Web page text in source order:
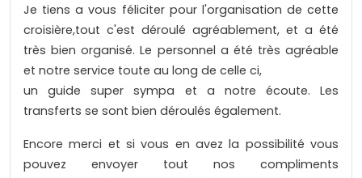
Je tiens a vous féliciter pour l'organisation de cette
croisière,tout c'est déroulé agréablement, et a été
très bien organisé. Le personnel a été très agréable
et notre service toute au long de celle ci,
un guide super sympa et a notre écoute. Les
transferts se sont bien déroulés également.
Encore merci et si vous en avez la possibilité vous
pouvez envoyer tout nos compliments